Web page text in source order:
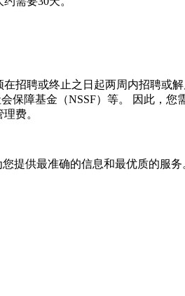
招聘或终止之日起两周内招聘或
保障基金（NSSF）等。 因此，
费。
您提供最准确的信息和最优质的服务